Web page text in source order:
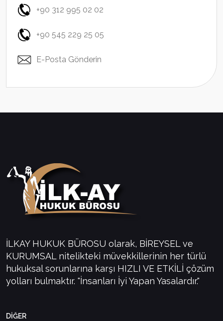
+90 312 995 02 02
+90 545 229 25 05
E-Posta Gönderin
İLKAY HUKUK BÜROSU olarak, BİREYSEL ve
KURUMSAL nitelikteki müvekkillerinin her türlü
hukuksal sorunlarına karşı HIZLI VE ETKİLİ çözüm
yolları bulmaktır. "İnsanları İyi Yapan Yasalardır."
DİĞER